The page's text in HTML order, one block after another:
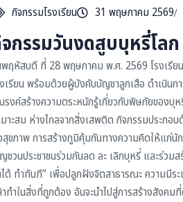
กรรมวันงดสูบบุหรี่โล
กิจกรรมโรงเรียน 31 พฤษภาคม 2569
ฤหัสบดี ที่ 28 พฤษภาคม พ.ศ. 2569 โรงเรีย
เรียน พร้อมด้วยผู้บังคับบัญชาลูกเสือ ดำเนินก
งค์สร้างความตระหนักรู้เกี่ยวกับพิษภัยของบุ
าะสม ห่างไกลจากสิ่งเสพติด กิจกรรมประกอ
ขภาพ การสร้างภูมิคุ้มกันทางความคิดให้แก่นั
ชวนประชาชนร่วมกันลด ละ เลิกบุหรี่ และร่ว
ด้ ทำทันที” เพื่อปลูกฝังจิตสาธารณะ ความมีร
ทำในสิ่งที่ถูกต้อง อันจะนำไปสู่การสร้างสังค